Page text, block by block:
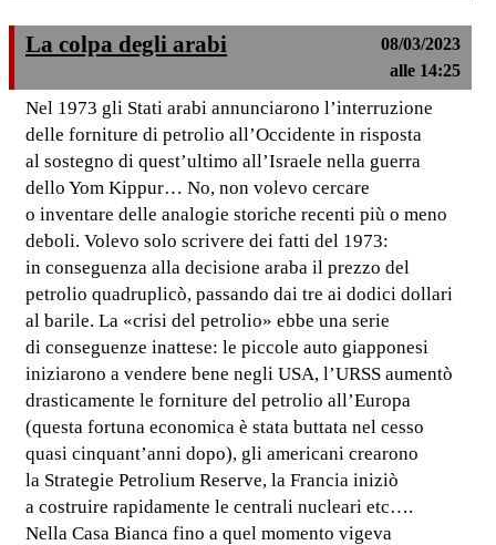
La colpa degli arabi
08/03/2023
alle 14:25
Nel 1973 gli Stati arabi annunciarono l’interruzione
delle forniture di petrolio all’Occidente in risposta
al sostegno di quest’ultimo all’Israele nella guerra
dello Yom Kippur… No, non volevo cercare
o inventare delle analogie storiche recenti più o meno
deboli. Volevo solo scrivere dei fatti del 1973:
in conseguenza alla decisione araba il prezzo del
petrolio quadruplicò, passando dai tre ai dodici dollari
al barile. La «crisi del petrolio» ebbe una serie
di conseguenze inattese: le piccole auto giapponesi
iniziarono a vendere bene negli USA, l’URSS aumentò
drasticamente le forniture del petrolio all’Europa
(questa fortuna economica è stata buttata nel cesso
quasi cinquant’anni dopo), gli americani crearono
la Strategie Petrolium Reserve, la Francia iniziò
a costruire rapidamente le centrali nucleari etc….
Nella Casa Bianca fino a quel momento vigeva